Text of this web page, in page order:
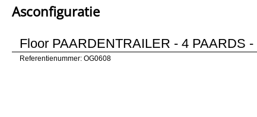
Asconfiguratie
Floor PAARDENTRAILER - 4 PAARDS
Referentienummer: OG0608